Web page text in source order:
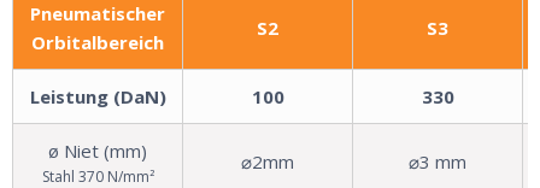
Pneumatischer
Orbitalbereich
S2 S3
Leistung (DaN) 100 330
ø Niet (mm)
Stahl 370 N/mm²
⌀2mm ⌀3 mm